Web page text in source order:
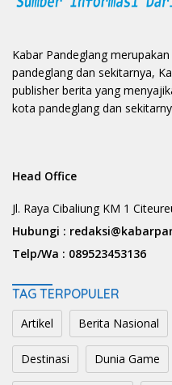
Kabar Pandeglang
pandeglang dan sekitarnya,
publisher berita yang
kota pandeglang dan
Head Office
Jl. Raya Cibaliung KM 1
Hubungi :
Telp/Wa : 089523453136
TAG TERPOPULER
Artikel Berita Nasional
Destinasi Dunia Game